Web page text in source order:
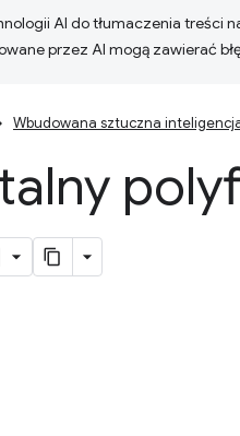
AI do tłumaczenia treści
przez AI mogą zawierać
Wbudowana sztuczna